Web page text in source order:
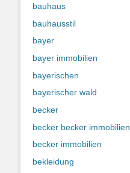
bauhaus
bauhausstil
bayer
bayer immobilien
bayerischen
bayerischer wald
becker
becker becker immobilien
becker immobilien
bekleidung